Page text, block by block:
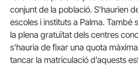
conjunt de la població. S’haurien
escoles i instituts a Palma. També
la plena gratuïtat dels centres
s’hauria de fixar una quota
tancar la matriculació d’aquests